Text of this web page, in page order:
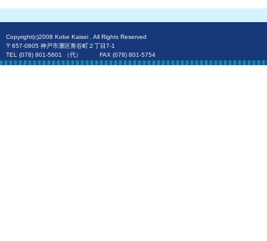
Copyright(c)2008 Kobe Kaisei . All Rights Reserved
〒657-0805 神戸市灘区青谷町２丁目7-1
TEL (078) 801-5601 （代） FAX (078) 801-5754